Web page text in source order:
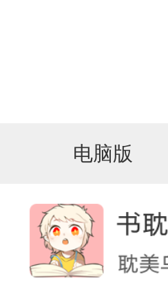
电脑版